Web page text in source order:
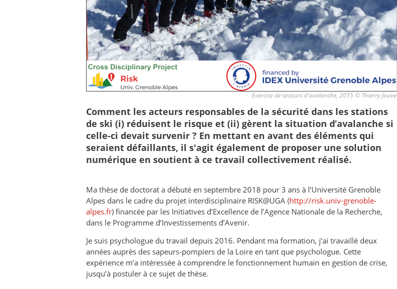
Exercice de secours d'avalanche, 2015 © Thierry Jouve
Comment les acteurs responsables de la sécurité dans les stations
de ski (i) réduisent le risque et (ii) gèrent la situation d’avalanche si
celle-ci devait survenir ? En mettant en avant des éléments qui
seraient défaillants, il s'agit également de proposer une solution
numérique en soutient à ce travail collectivement réalisé.
Ma thèse de doctorat a débuté en septembre 2018 pour 3 ans à l’Université Grenoble
Alpes dans le cadre du projet interdisciplinaire RISK@UGA (http://risk.univ-grenoble-
alpes.fr) financée par les Initiatives d’Excellence de l’Agence Nationale de la Recherche,
dans le Programme d’Investissements d’Avenir.
Je suis psychologue du travail depuis 2016. Pendant ma formation, j’ai travaillé deux
années auprès des sapeurs-pompiers de la Loire en tant que psychologue. Cette
expérience m’a intéressée à comprendre le fonctionnement humain en gestion de crise,
jusqu’à postuler à ce sujet de thèse.